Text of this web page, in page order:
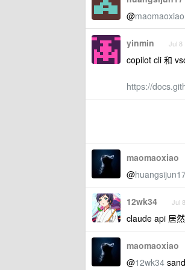
@maomaoxiao
yinmin Jul 8
copilot cli 和
https://
maomaoxiao
@
12wk34 Jul 8
claude api 居
maomaoxiao
@12wk34